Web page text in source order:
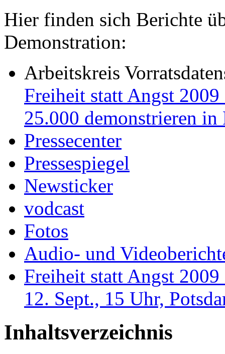
Hier finden sich Berichte
Demonstration:
Arbeitskreis
Freiheit statt Angst
25.000 demonstrieren
Pressecenter
Pressespiegel
Newsticker
vodcast
Fotos
Audio- und
Freiheit statt Angst
12. Sept., 15 Uhr,
Inhaltsverzeichnis